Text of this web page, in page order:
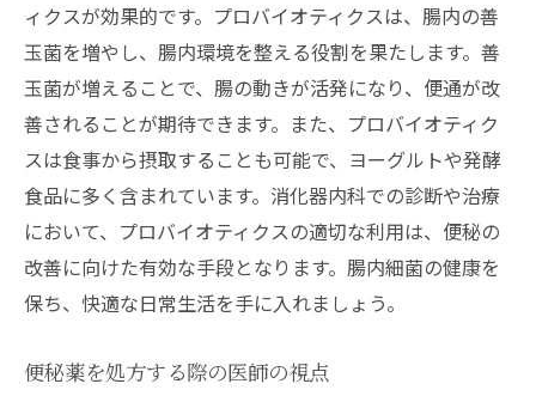
ィクスが効果的です。プロバイオティクスは、腸内の善
玉菌を増やし、腸内環境を整える役割を果たします。善
玉菌が増えることで、腸の動きが活発になり、便通が改
善されることが期待できます。また、プロバイオティク
スは食事から摂取することも可能で、ヨーグルトや発酵
食品に多く含まれています。消化器内科での診断や治療
において、プロバイオティクスの適切な利用は、便秘の
改善に向けた有効な手段となります。腸内細菌の健康を
保ち、快適な日常生活を手に入れましょう。
便秘薬を処方する際の医師の視点